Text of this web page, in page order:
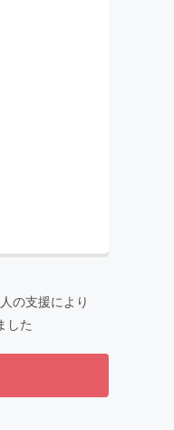
人の支援により
した